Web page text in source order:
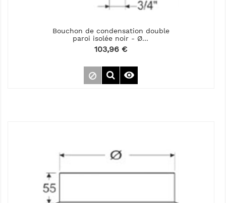
Bouchon de condensation double
paroi isolée noir - Ø...
Prix
103,96 €
